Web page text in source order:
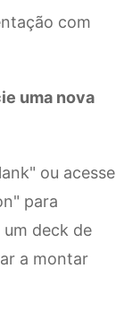
com
uma nova
ou acesse
para
deck de
a montar